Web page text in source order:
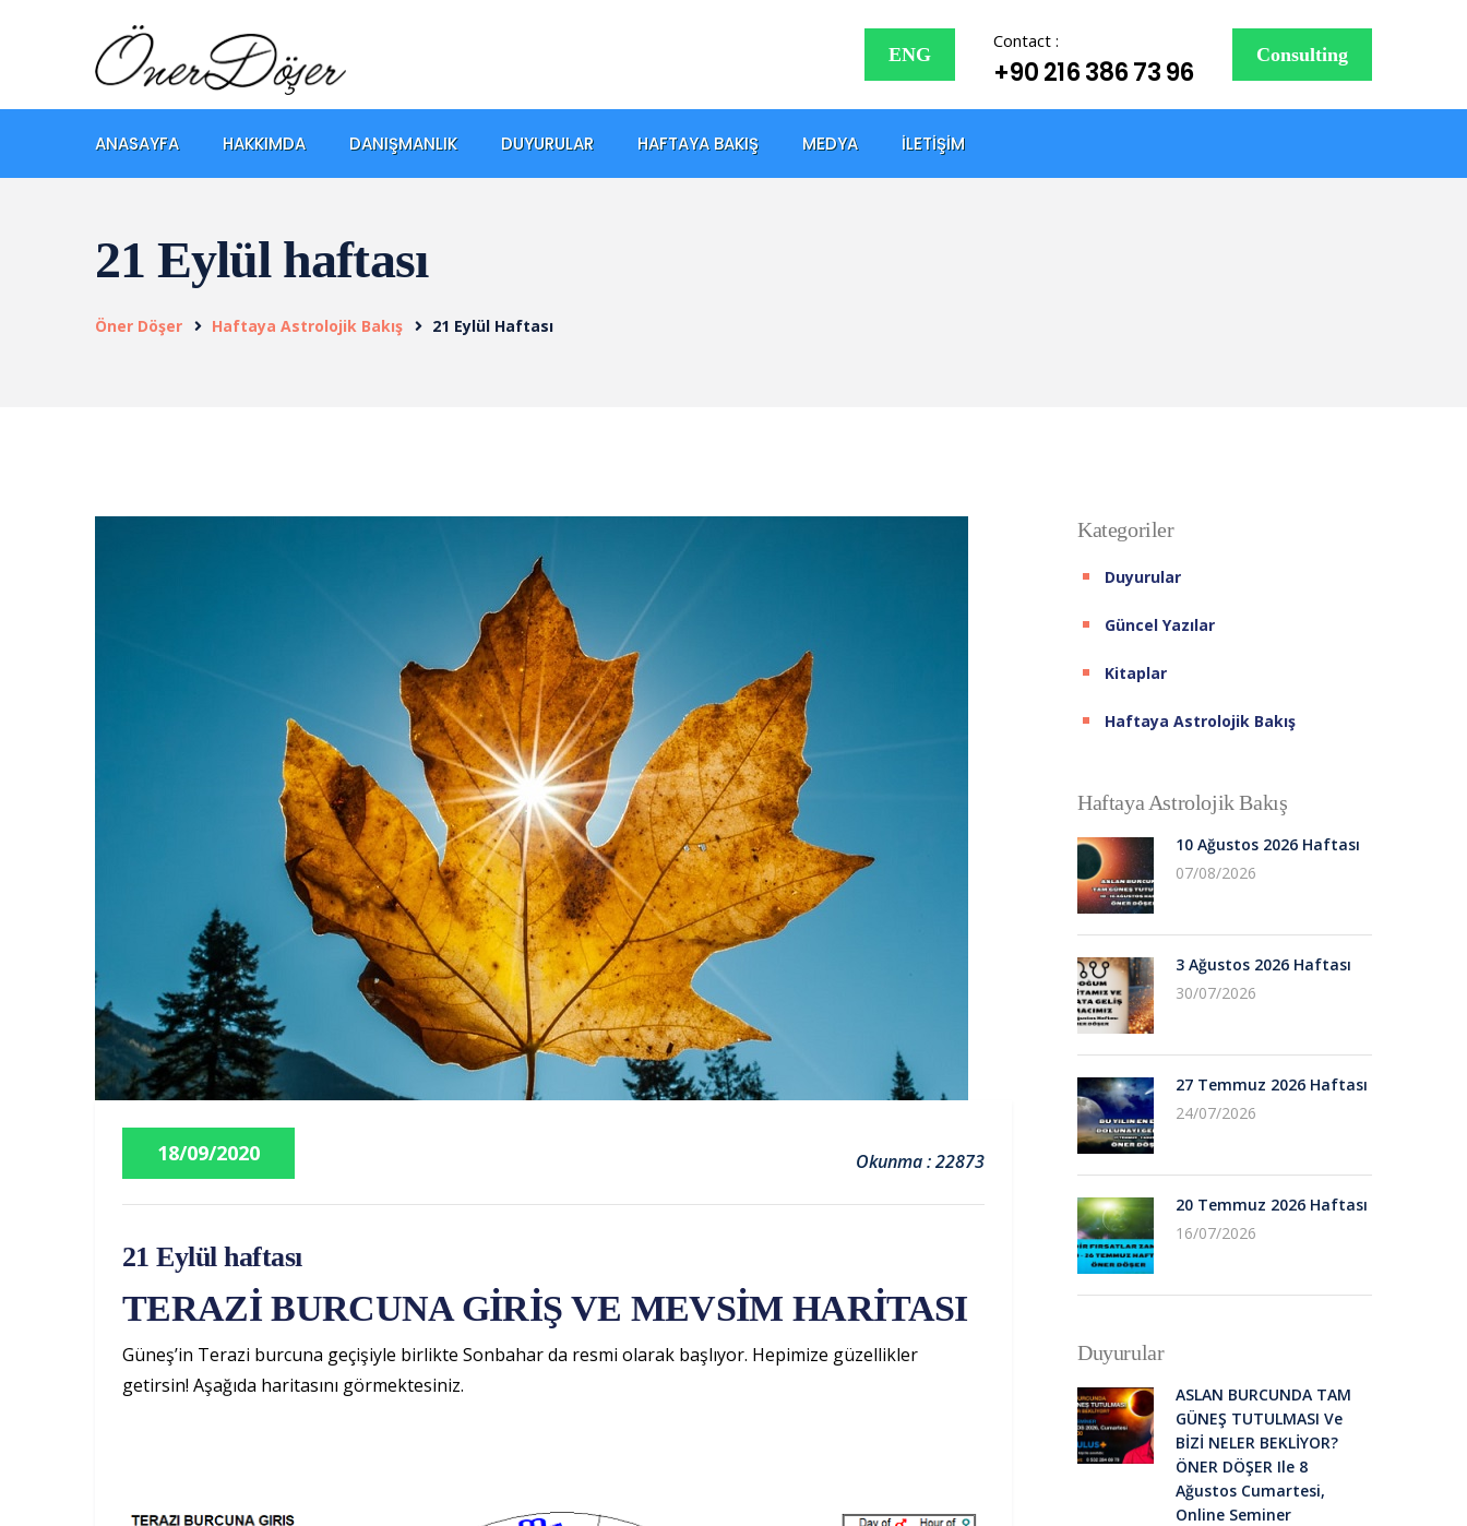
ENG
Contact :
+90 216 386 73 96
Consulting
ANASAYFA HAKKIMDA DANIŞMANLIK DUYURULAR HAFTAYA BAKIŞ MEDYA İLETIŞIM
21 Eylül haftası
Öner Döşer Haftaya Astrolojik Bakış 21 Eylül Haftası
18/09/2020 Okunma : 22873
21 Eylül haftası
TERAZİ BURCUNA GİRİŞ VE MEVSİM HARİTASI
Güneş’in Terazi burcuna geçişiyle birlikte Sonbahar da resmi olarak başlıyor. Hepimize güzellikler
getirsin! Aşağıda haritasını görmektesiniz.
Kategoriler
Duyurular
Güncel Yazılar
Kitaplar
Haftaya Astrolojik Bakış
Haftaya Astrolojik Bakış
10 Ağustos 2026 Haftası
07/08/2026
3 Ağustos 2026 Haftası
30/07/2026
27 Temmuz 2026 Haftası
24/07/2026
20 Temmuz 2026 Haftası
16/07/2026
Duyurular
ASLAN BURCUNDA TAM
GÜNEŞ TUTULMASI Ve
BİZİ NELER BEKLİYOR?
ÖNER DÖŞER Ile 8
Ağustos Cumartesi,
Online Seminer